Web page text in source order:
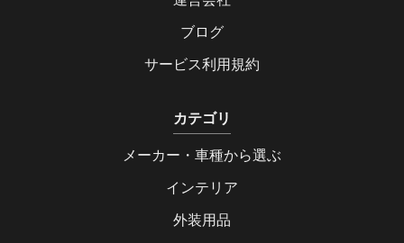
ブログ
サービス利用規約
カテゴリ
メーカー・車種から選ぶ
インテリア
外装用品